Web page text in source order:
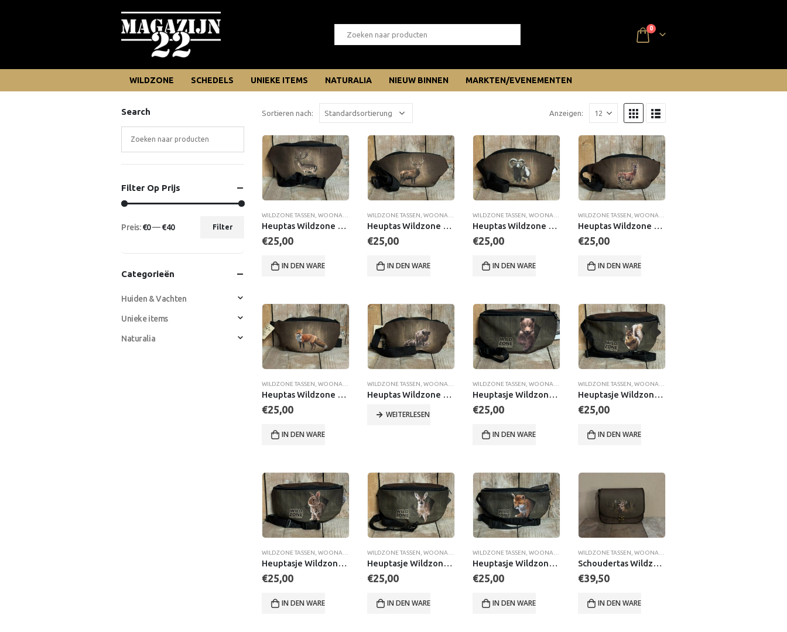
0
WILDZONE SCHEDELS UNIEKE ITEMS NATURALIA NIEUW BINNEN MARKTEN/EVENEMENTEN
Sortieren nach: Anzeigen:
WILDZONE TASSEN WOONACCESSOIRES
Heuptas Wildzone Damhert
€25,00
IN DEN WARENKORB
WILDZONE TASSEN WOONACCESSOIRES
Heuptas Wildzone Edelhert
€25,00
IN DEN WARENKORB
WILDZONE TASSEN WOONACCESSOIRES
Heuptas Wildzone Ram
€25,00
IN DEN WARENKORB
WILDZONE TASSEN WOONACCESSOIRES
Heuptas Wildzone Reebok
€25,00
IN DEN WARENKORB
WILDZONE TASSEN WOONACCESSOIRES
Heuptas Wildzone Vos
€25,00
IN DEN WARENKORB
WILDZONE TASSEN WOONACCESSOIRES
Heuptas Wildzone Zwijnen
WEITERLESEN
WILDZONE TASSEN WOONACCESSOIRES
Heuptasje Wildzone Beer
€25,00
IN DEN WARENKORB
WILDZONE TASSEN WOONACCESSOIRES
Heuptasje Wildzone Eekhoorn
€25,00
IN DEN WARENKORB
WILDZONE TASSEN WOONACCESSOIRES
Heuptasje Wildzone Konijn
€25,00
IN DEN WARENKORB
WILDZONE TASSEN WOONACCESSOIRES
Heuptasje Wildzone Reekalf
€25,00
IN DEN WARENKORB
WILDZONE TASSEN WOONACCESSOIRES
Heuptasje Wildzone Vos
€25,00
IN DEN WARENKORB
WILDZONE TASSEN WOONACCESSOIRES
Schoudertas Wildzone burlend Edelhert
€39,50
IN DEN WARENKORB
Search
Filter Op Prijs
Preis
Preis
Filter
Preis:€0—€40
Categorieën
Huiden & Vachten
Unieke items
Naturalia